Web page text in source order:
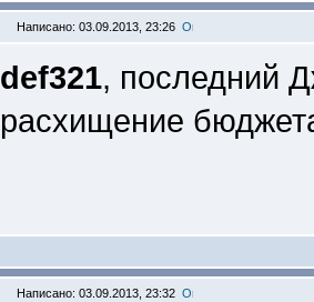
Написано: 03.09.2013, 23:26
def321, последний
расхищение
Написано: 03.09.2013, 23:32